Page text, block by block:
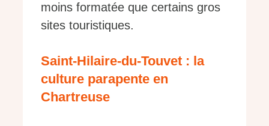
moins formatée que certains gros
sites touristiques.
Saint-Hilaire-du-Touvet : la
culture parapente en
Chartreuse